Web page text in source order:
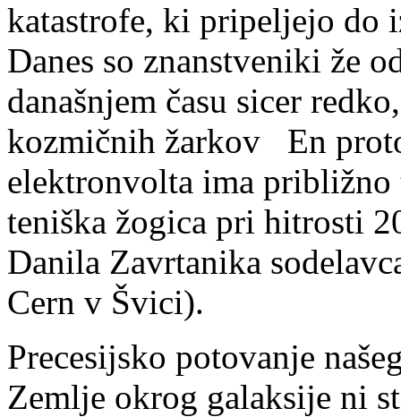
katastrofe, ki pripeljejo do
Danes so znanstveniki že
današnjem času sicer
kozmičnih žarkov
En
elektronvolta ima
teniška žogica pri hitrosti
Danila Zavrtanika
Cern v Švici).
Precesijsko potovanje
Zemlje okrog galaksije ni